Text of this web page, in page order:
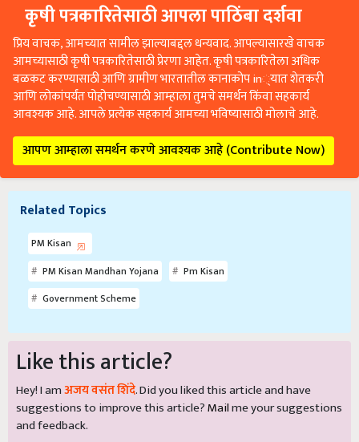
कृषी पत्रकारितेसाठी आपला पाठिंबा दर्शवा
प्रिय वाचक, आमच्यात सामील झाल्याबद्दल धन्यवाद. आपल्यासारखे वाचक
आमच्यासाठी कृषी पत्रकारितेसाठी प्रेरणा आहेत. कृषी पत्रकारितेला अधिक
बळकट करण्यासाठी आणि ग्रामीण भारतातील कानाकोप in्यात शेतकरी
आणि लोकांपर्यंत पोहोचण्यासाठी आम्हाला तुमचे समर्थन किंवा सहकार्य
आवश्यक आहे. आपले प्रत्येक सहकार्य आमच्या भविष्यासाठी मोलाचे आहे.
आपण आम्हाला समर्थन करणे आवश्यक आहे (Contribute Now)
Related Topics
PM Kisan
PM Kisan Mandhan Yojana
Pm Kisan
Government Scheme
Like this article?
Hey! I amअजय वसंत शिंदे. Did you liked this article and have
suggestions to improve this article?Mailme your suggestions
and feedback.